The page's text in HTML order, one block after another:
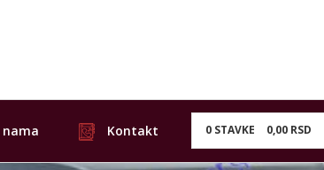
0 STAVKE 0,00 RSD
nama Kontakt